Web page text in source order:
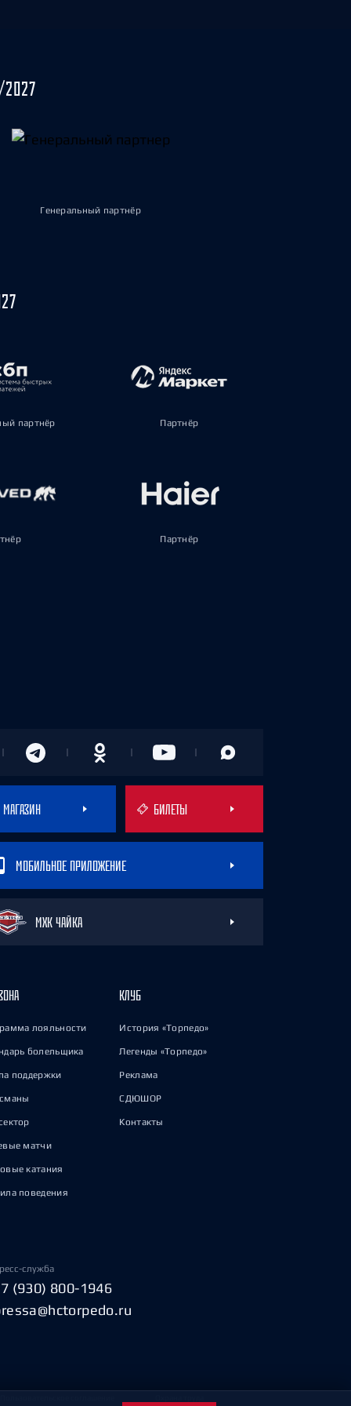
Генеральный партнёр
партнёр Партнёр
Партнёр
МАГАЗИН БИЛЕТЫ
МОБИЛЬНОЕ ПРИЛОЖЕНИЕ
МХК ЧАЙКА
лояльности
болельщика
поддержки
матчи
катания
поведения
КЛУБ
История «Торпедо»
Легенды «Торпедо»
Реклама
СДЮШОР
Контакты
служба
(930) 800-1946